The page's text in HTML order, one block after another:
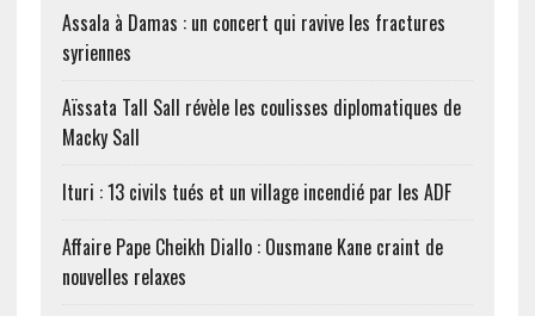
Assala à Damas : un concert qui ravive les fractures
syriennes
Aïssata Tall Sall révèle les coulisses diplomatiques de
Macky Sall
Ituri : 13 civils tués et un village incendié par les ADF
Affaire Pape Cheikh Diallo : Ousmane Kane craint de
nouvelles relaxes